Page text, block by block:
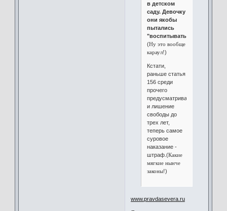
в детском
саду. Девочку
они якобы
пытались
"воспитывать"...
(Ну это вообще
караул!)
Кстати,
раньше статья
156 среди
прочего
предусматривала
и лишение
свободы до
трех лет,
теперь самое
суровое
наказание -
штраф.(Какие
мягкие нынче
законы!)
www.pravdasevera.ru